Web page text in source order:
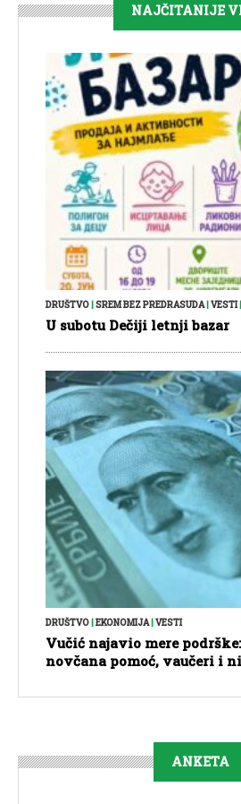
NAJČITANIJE
DRUŠTVO|SREM BEZ PREDRASUDA|VESTI|
U subotu Dečiji letnji bazar
DRUŠTVO EKONOMIJA| VESTI
Vučić najavio mere
novčana pomoć, vaučeri i
ANKETA